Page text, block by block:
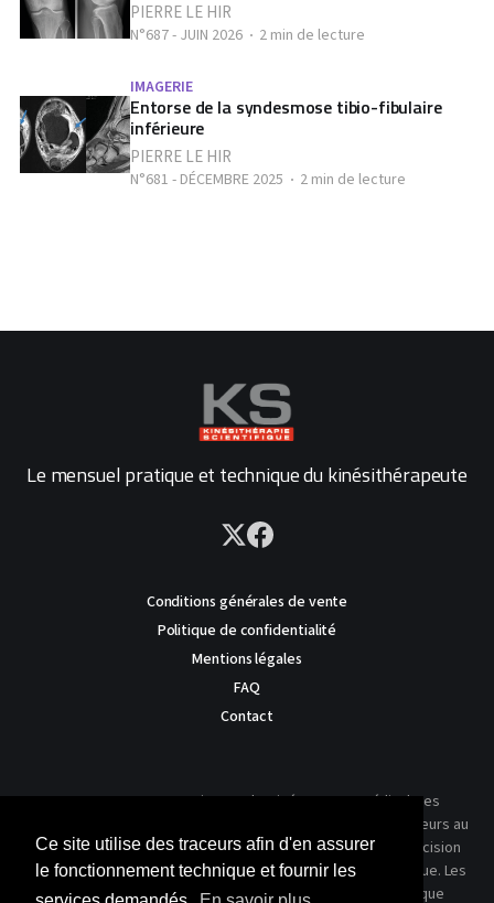
Ce site utilise des traceurs afin d'en assurer
le fonctionnement technique et fournir les
PIERRE LE HIR
N°687 - JUIN 2026 2 min de lecture
IMAGERIE
Entorse de la syndesmose tibio-fibulaire
inférieure
PIERRE LE HIR
N°681 - DÉCEMBRE 2025 2 min de lecture
Le mensuel pratique et technique du kinésithérapeute
Conditions générales de vente
Politique de confidentialité
Mentions légales
FAQ
Contact
AVERTISSEMENT : Ce site est destiné au corps médical. Les
traitements présentés ne reflètent que l'expérience des auteurs au
moment où leur article a été publié dans notre journal. La décision
thérapeutique ne peut se prendre qu'après un examen clinique. Les
techniques publiées ici ne sauraient justifier une quelconque